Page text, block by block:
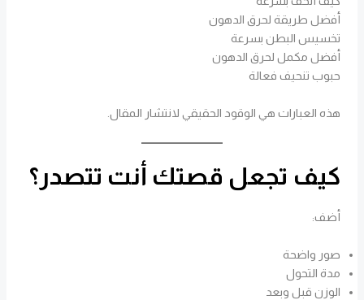
أفضل طريقة لحرق الدهون
تخسيس البطن بسرعة
أفضل مكمل لحرق الدهون
حبوب تنحيف فعالة
هذه العبارات هي الوقود الحقيقي لانتشار المقال.
كيف تجعل قصتك أنت تتصدر؟
أضف:
صور واضحة
مدة التحول
الوزن قبل وبعد